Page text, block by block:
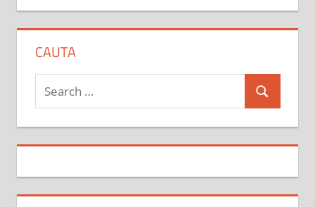
CAUTA
Search
for:
Search